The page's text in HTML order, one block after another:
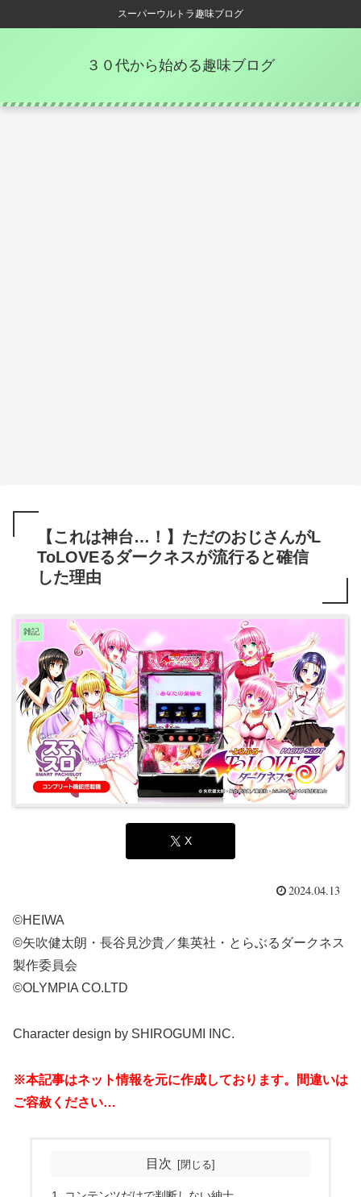
スーパーウルトラ趣味ブログ
３０代から始める趣味ブログ
【これは神台…！】ただのおじさんがL
ToLOVEるダークネスが流行ると確信
した理由
雑記
X
2024.04.13
©HEIWA
©矢吹健太朗・長谷見沙貴／集英社・とらぶるダークネス
製作委員会
©OLYMPIA CO.LTD
Character design by SHIROGUMI INC.
※本記事はネット情報を元に作成しております。間違いは
ご容赦ください…
目次